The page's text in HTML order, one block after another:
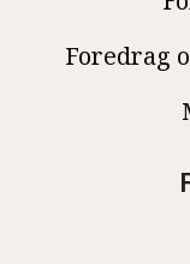
Foredrag